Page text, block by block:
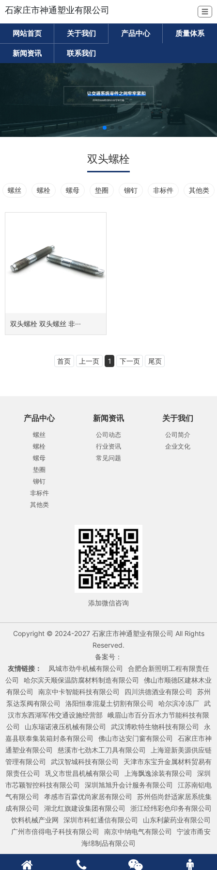
石家庄市神通塑业有限公司 ☰
网站首页 关于我们 产品中心 质量体系
新闻资讯 联系我们
双头螺栓
螺丝 螺栓 螺母 垫圈 铆钉 非标件 其他类
双头螺栓 双头螺丝 非···
首页 上一页 1 下一页 尾页
产品中心
螺丝
螺栓
螺母
垫圈
铆钉
非标件
其他类
新闻资讯
公司动态
行业资讯
常见问题
关于我们
公司简介
企业文化
添加微信咨询
Copyright © 2024-2027 石家庄市神通塑业有限公司 All Rights
Reserved.
备案号：
友情链接：
凤城市劲牛机械有限公司
合肥合新照明工程有限责任
公司
哈尔滨天顺保温防腐材料制造有限公司
佛山市顺德区建林木业
有限公司
南京中卡智能科技有限公司 四川洪德酒业有限公司
苏州
泵达泵阀有限公司
洛阳恒泰混凝土切割有限公司 哈尔滨冷冻厂 武
汉市东西湖军伟交通设施经营部
峨眉山市百分百水力节能科技有限
公司
山东瑞诺液压机械有限公司 武汉博欧特生物科技有限公司
永
嘉县联泰集装箱封条有限公司
佛山市达安门窗有限公司
石家庄市神
通塑业有限公司
慈溪市七劲木工刀具有限公司
上海迎新美源供应链
管理有限公司
武汉智城科技有限公司
天津市东宝升金属材料贸易有
限责任公司
巩义市世昌机械有限公司 上海飘逸涂装有限公司
深圳
市芯颖智控科技有限公司
深圳旭旭升会计服务有限公司
江苏南铝电
气有限公司
孝感市百霖优尚家居有限公司
苏州佰尚舒适家居系统集
成有限公司
湖北红旗建设集团有限公司
浙江经纬彩色印务有限公司
饮料机械产业网
深圳市科虹通信有限公司
山东利蒙药业有限公司
广州市倍得电子科技有限公司
南京中纳电气有限公司
宁波市甬安
海绵制品有限公司